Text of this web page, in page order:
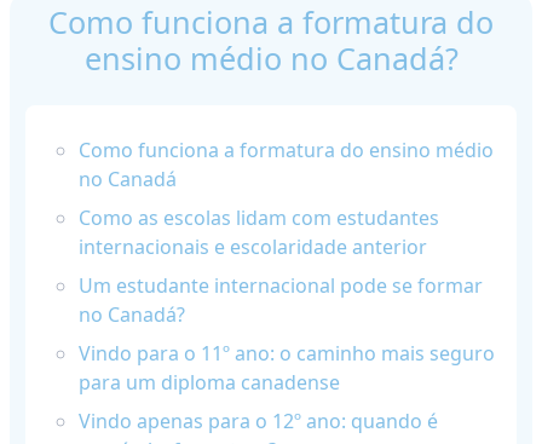
Como funciona a formatura do
ensino médio no Canadá?
Como funciona a formatura do ensino médio
no Canadá
Como as escolas lidam com estudantes
internacionais e escolaridade anterior
Um estudante internacional pode se formar
no Canadá?
Vindo para o 11º ano: o caminho mais seguro
para um diploma canadense
Vindo apenas para o 12º ano: quando é